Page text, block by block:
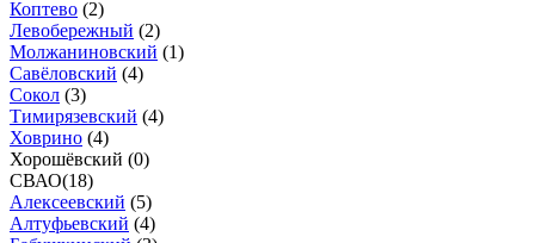
Коптево (2)
Левобережный (2)
Молжаниновский (1)
Савёловский (4)
Сокол (3)
Тимирязевский (4)
Ховрино (4)
Хорошёвский (0)
СВАО(18)
Алексеевский (5)
Алтуфьевский (4)